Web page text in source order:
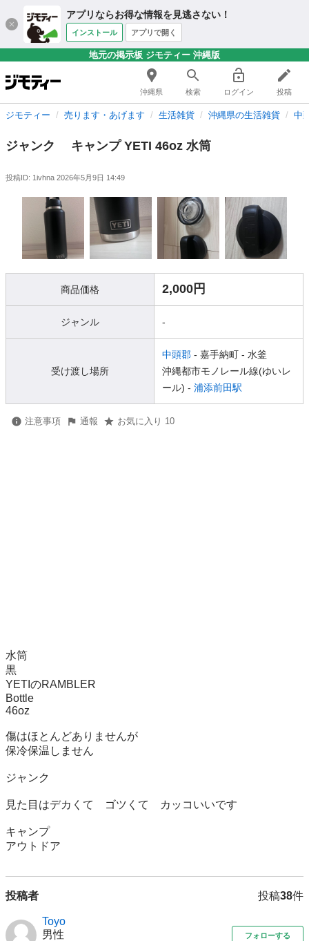
アプリならお得な情報を見逃さない！
インストール アプリで開く
地元の掲示板 ジモティー 沖縄版
沖縄県 検索 ログイン 投稿
ジモティー 売ります・あげます 生活雑貨 沖縄県の生活雑貨 中
ジャンク キャンプ YETI 46oz 水筒
投稿ID: 1ivhna 2026年5月9日 14:49
商品価格 2,000円
ジャンル -
受け渡し場所
中頭郡 - 嘉手納町 - 水釜
沖縄都市モノレール線(ゆいレ
ール) - 浦添前田駅
注意事項 通報 お気に入り 10
水筒
黒
YETIのRAMBLER
Bottle
46oz
傷はほとんどありませんが
保冷保温しません
ジャンク
見た目はデカくて　ゴツくて　カッコいいです
キャンプ
アウトドア
投稿者 投稿38件
Toyo
男性
フォローする